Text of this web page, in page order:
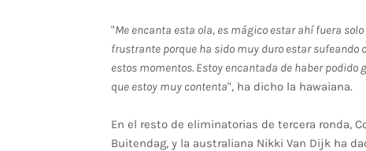
"Me encanta esta ola, es mágico estar ahí fuera
frustrante porque ha sido muy duro estar sufeando
estos momentos. Estoy encantada de haber
que estoy muy contenta", ha dicho la hawaiana.
En el resto de eliminatorias de tercera ronda,
Buitendag, y la australiana Nikki Van Dijk ha